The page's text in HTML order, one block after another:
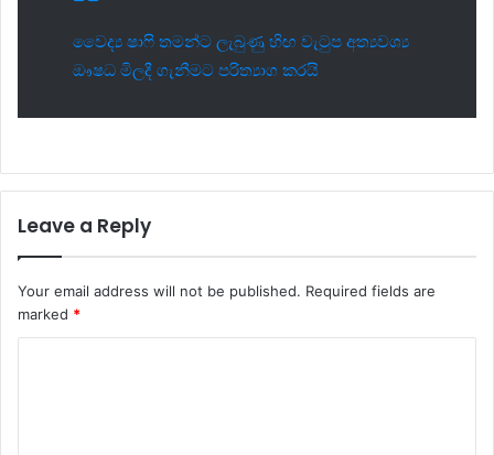
වෛද්‍ය ෂාෆි තමන්ට ලැබුණු හිඟ වැටුප අත්‍යවශ්‍ය
ඖෂධ මිලදී ගැනීමට පරිත්‍යාග කරයි
Leave a Reply
Your email address will not be published. Required fields are
marked *